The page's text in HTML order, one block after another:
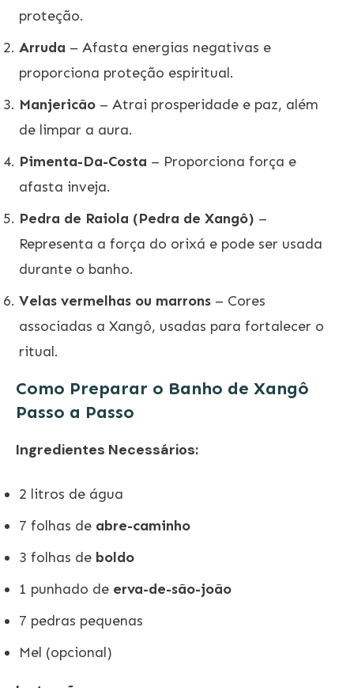
proteção.
Arruda – Afasta energias negativas e
proporciona proteção espiritual.
Manjericão – Atrai prosperidade e paz, além
de limpar a aura.
Pimenta-Da-Costa – Proporciona força e
afasta inveja.
Pedra de Raiola (Pedra de Xangô) –
Representa a força do orixá e pode ser usada
durante o banho.
Velas vermelhas ou marrons – Cores
associadas a Xangô, usadas para fortalecer o
ritual.
Como Preparar o Banho de Xangô
Passo a Passo
Ingredientes Necessários:
2 litros de água
7 folhas de abre-caminho
3 folhas de boldo
1 punhado de erva-de-são-joão
7 pedras pequenas
Mel (opcional)